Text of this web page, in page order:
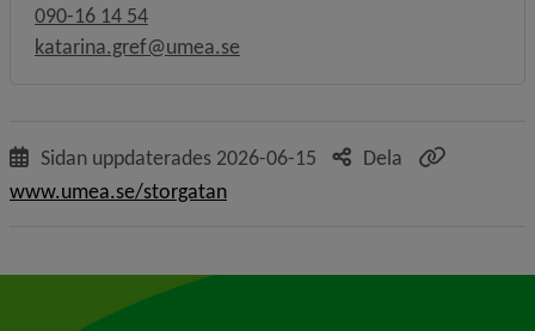
090-16 14 54
katarina.gref@umea.se
Sidan uppdaterades 2026-06-15
Dela
www.umea.se/storgatan